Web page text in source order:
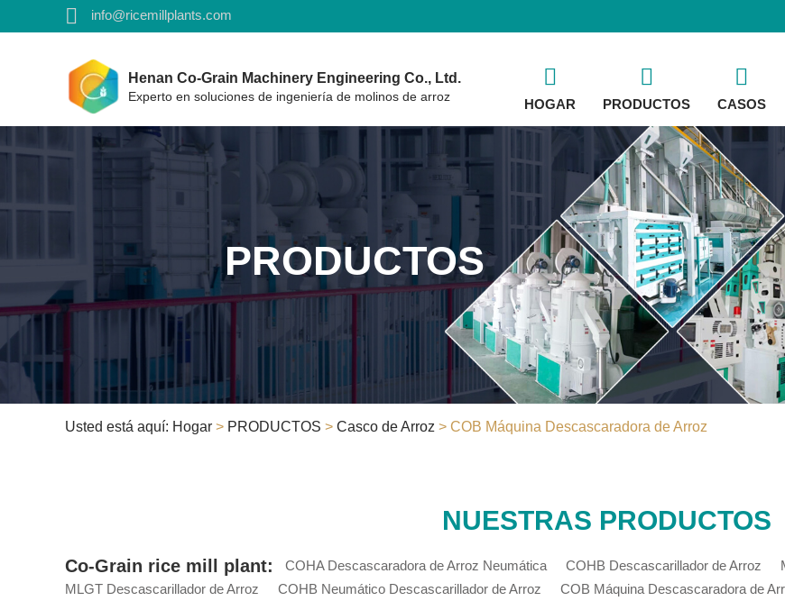
info@ricemillplants.com
Henan Co-Grain Machinery Engineering Co., Ltd.
Experto en soluciones de ingeniería de molinos de arroz HOGAR PRODUCTOS CASOS
PRODUCTOS
Usted está aquí: Hogar > PRODUCTOS > Casco de Arroz > COB Máquina Descascaradora de Arroz
NUESTRAS PRODUCTOS
Co-Grain rice mill plant: COHA Descascaradora de Arroz Neumática COHB Descascarillador de Arroz
MLGT Descascarillador de Arroz
COHB Neumático Descascarillador de Arroz COB Máquina Descascaradora de